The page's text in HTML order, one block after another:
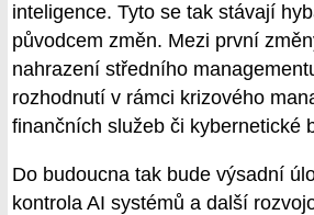
inteligence. Tyto se tak stávají
původcem změn. Mezi první
nahrazení středního
rozhodnutí v rámci krizového
finančních služeb či kybernetické
Do budoucna tak bude výsadní
kontrola AI systémů a další